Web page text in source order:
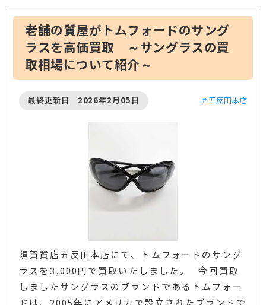
老舗の質屋がトムフォードのサング
ラスを高価買取 ～サングラスの買
取相場について紹介～
最終更新日 2026年2月05日 # 五反田本店
須賀質店五反田本店にて、トムフォードのサング
ラスを3,000円で買取いたしました。 今回買取
しましたサングラスのブランドであるトムフォー